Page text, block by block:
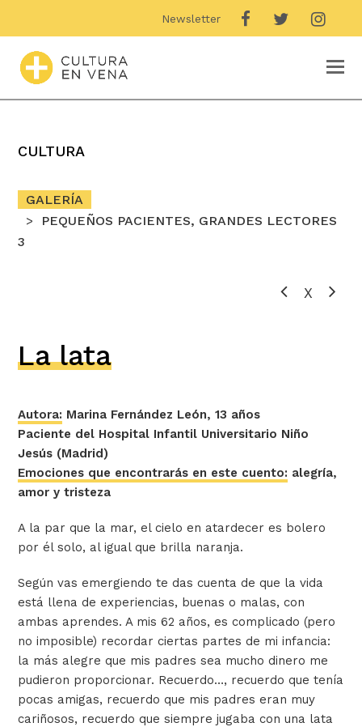
Newsletter
CULTURA
GALERÍA
PEQUEÑOS PACIENTES, GRANDES LECTORES
3
X
La lata
Autora: Marina Fernández León, 13 años
Paciente del Hospital Infantil Universitario Niño
Jesús (Madrid)
Emociones que encontrarás en este cuento: alegría,
amor y tristeza
A la par que la mar, el cielo en atardecer es bolero
por él solo, al igual que brilla naranja.
Según vas emergiendo te das cuenta de que la vida
está llena de experiencias, buenas o malas, con
ambas aprendes. A mis 62 años, es complicado (pero
no imposible) recordar ciertas partes de mi infancia:
la más alegre que mis padres sea mucho dinero me
pudieron proporcionar. Recuerdo…, recuerdo que tenía
pocas amigas, recuerdo que mis padres eran muy
cariñosos, recuerdo que siempre jugaba con una lata